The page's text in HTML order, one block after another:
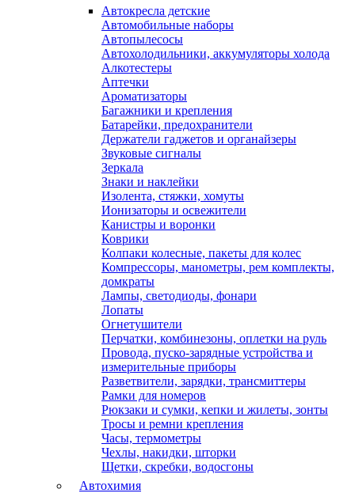
Автокресла детские
Автомобильные наборы
Автопылесосы
Автохолодильники, аккумуляторы холода
Алкотестеры
Аптечки
Ароматизаторы
Багажники и крепления
Батарейки, предохранители
Держатели гаджетов и органайзеры
Звуковые сигналы
Зеркала
Знаки и наклейки
Изолента, стяжки, хомуты
Ионизаторы и освежители
Канистры и воронки
Коврики
Колпаки колесные, пакеты для колес
Компрессоры, манометры, рем комплекты,
домкраты
Лампы, светодиоды, фонари
Лопаты
Огнетушители
Перчатки, комбинезоны, оплетки на руль
Провода, пуско-зарядные устройства и
измерительные приборы
Разветвители, зарядки, трансмиттеры
Рамки для номеров
Рюкзаки и сумки, кепки и жилеты, зонты
Тросы и ремни крепления
Часы, термометры
Чехлы, накидки, шторки
Щетки, скребки, водосгоны
Автохимия